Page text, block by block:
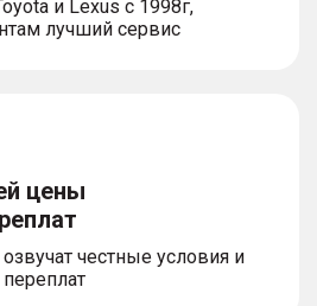
и Lexus с 1998г,
лучший сервис
цены
честные условия и